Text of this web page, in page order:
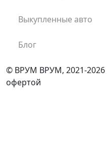
Выкупленные авто
Блог
© ВРУМ ВРУМ, 2021-2026
офертой